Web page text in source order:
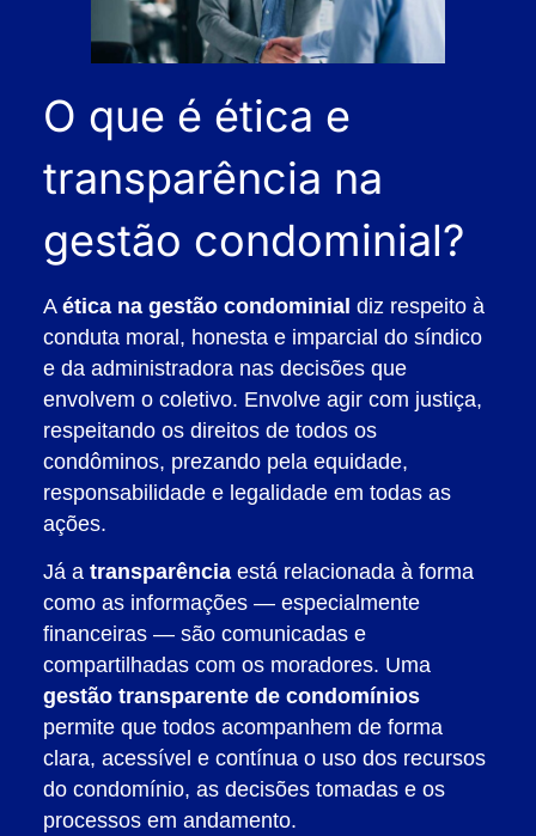
O que é ética e
transparência na
gestão condominial?
A ética na gestão condominial diz respeito à
conduta moral, honesta e imparcial do síndico
e da administradora nas decisões que
envolvem o coletivo. Envolve agir com justiça,
respeitando os direitos de todos os
condôminos, prezando pela equidade,
responsabilidade e legalidade em todas as
ações.
Já a transparênciaestá relacionada à forma
como as informações — especialmente
financeiras — são comunicadas e
compartilhadas com os moradores. Uma
gestão transparente de condomínios
permite que todos acompanhem de forma
clara, acessível e contínua o uso dos recursos
do condomínio, as decisões tomadas e os
processos em andamento.